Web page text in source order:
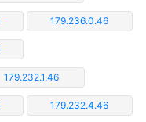
179.236.0.46
179.232.1.46
179.232.4.46